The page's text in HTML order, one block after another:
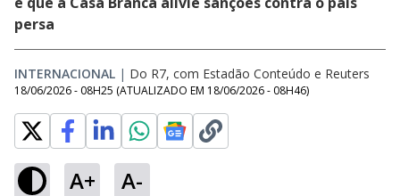
persa
INTERNACIONAL | Do R7, com Estadão Conteúdo e Reuters
18/06/2026 - 08H25 (ATUALIZADO EM 18/06/2026 - 08H46)
A+ A-